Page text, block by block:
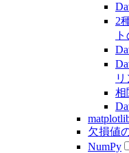
2
相
欠損値
NumPy